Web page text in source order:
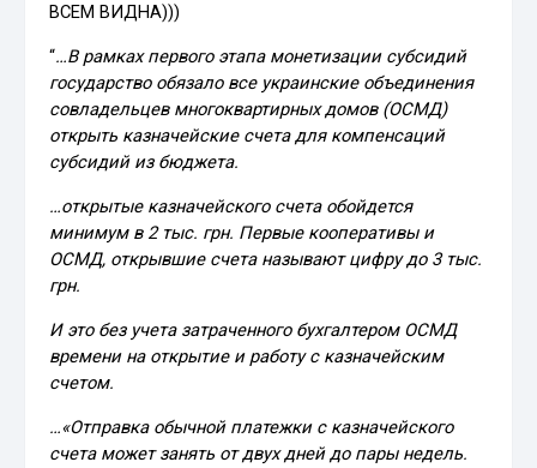
ВСЕМ ВИДНА)))
“…В рамках первого этапа монетизации субсидий
государство обязало все украинские объединения
совладельцев многоквартирных домов (ОСМД)
открыть казначейские счета для компенсаций
субсидий из бюджета.
…открытые казначейского счета обойдется
минимум в 2 тыс. грн. Первые кооперативы и
ОСМД, открывшие счета называют цифру до 3 тыс.
грн.
И это без учета затраченного бухгалтером ОСМД
времени на открытие и работу с казначейским
счетом.
…«Отправка обычной платежки с казначейского
счета может занять от двух дней до пары недель.